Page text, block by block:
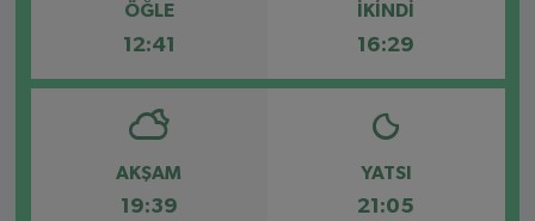
ÖĞLE
12:41
İKINDI
16:29
AKŞAM
19:39
YATSI
21:05